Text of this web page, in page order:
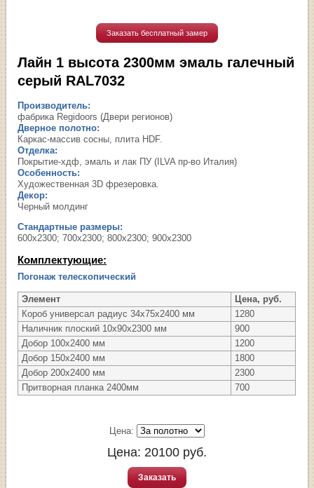
Заказать бесплатный замер
Лайн 1 высота 2300мм эмаль галечный
серый RAL7032
Производитель:
фабрика Regidoors (Двери регионов)
Дверное полотно:
Каркас-массив сосны, плита HDF.
Отделка:
Покрытие-хдф, эмаль и лак ПУ (ILVA пр-во Италия)
Особенность:
Художественная 3D фрезеровка.
Декор:
Черный молдинг
Стандартные размеры:
600х2300; 700х2300; 800х2300; 900х2300
Комплектующие:
Погонаж телескопический
Элемент
Цена, руб.
Короб универсал радиус 34х75х2400 мм
1280
Наличник плоский 10х90х2300 мм
900
Добор 100х2400 мм
1200
Добор 150х2400 мм
1800
Добор 200х2400 мм
2300
Притворная планка 2400мм
700
Цена:
Цена: 20100 руб.
Заказать